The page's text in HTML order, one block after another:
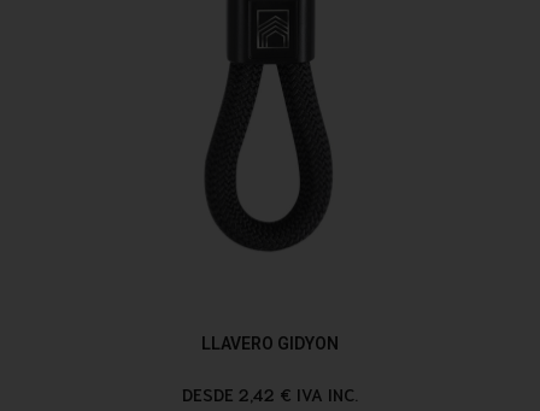
LLAVERO GIDYON
DESDE 2,42 € IVA INC.